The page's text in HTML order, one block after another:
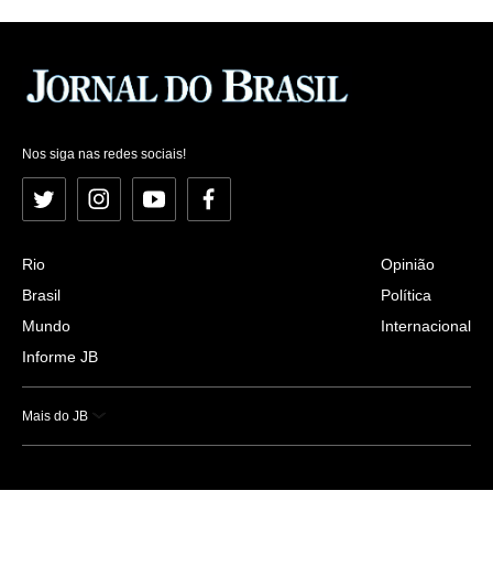
Nos siga nas redes sociais!
Twitter InstagramYouTubeFacebook
Rio
Brasil
Mundo
Informe JB
Opinião
Política
Internacional
Mais do JB
Esportes